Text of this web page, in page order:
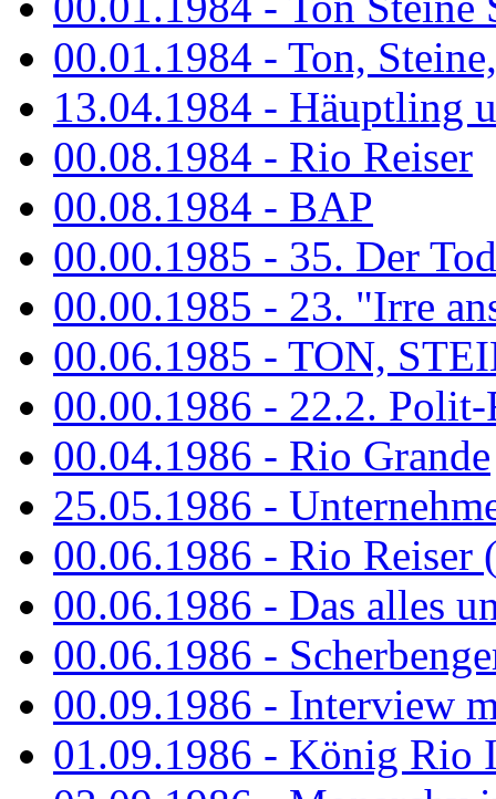
00.01.1984 - Ton,
13.04.1984 - Häuptling
00.08.1984 - Rio Reiser
00.08.1984 - BAP
00.00.1985 - 35. Der
00.00.1985 - 23. "Irre
00.06.1985 - TON,
00.00.1986 - 22.2.
00.04.1986 - Rio Grande
25.05.1986 -
00.06.1986 - Rio Reiser
00.06.1986 - Das alles
00.06.1986 -
00.09.1986 - Interview
01.09.1986 - König Rio